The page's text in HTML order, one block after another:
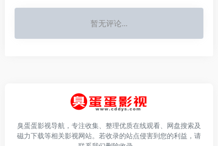
暂无评论...
臭蛋蛋影视导航，专注收集、整理优质在线观看、网盘搜索及
磁力下载等相关影视网站。若收录的站点侵害到您的利益，请